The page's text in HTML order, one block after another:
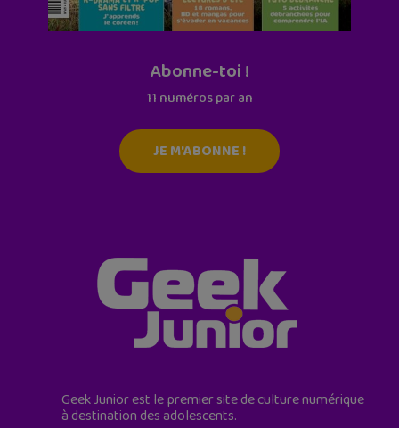
Abonne-toi !
11 numéros par an
JE M'ABONNE !
Geek Junior est le premier site de culture numérique
à destination des adolescents.